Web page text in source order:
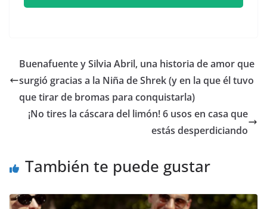
​Buenafuente y Silvia Abril, una historia de amor que
surgió gracias a la Niña de Shrek (y en la que él tuvo
que tirar de bromas para conquistarla)
¡No tires la cáscara del limón! 6 usos en casa que
estás desperdiciando
También te puede gustar